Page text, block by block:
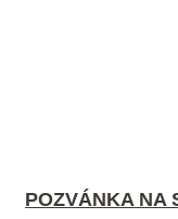
POZVÁNKA NA